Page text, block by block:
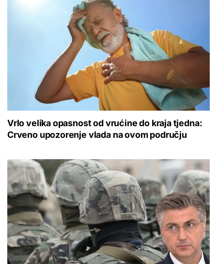
Vrlo velika opasnost od vrućine do kraja tjedna:
Crveno upozorenje vlada na ovom području